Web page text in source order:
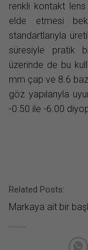
renkli kontakt lens
elde etmesi
standartlarıyla
süresiyle pratik
üzerinde de bu
mm çap ve 8.6
göz yapılarıyla
-0.50 ile -6.00
Related Posts:
Markaya ait bir